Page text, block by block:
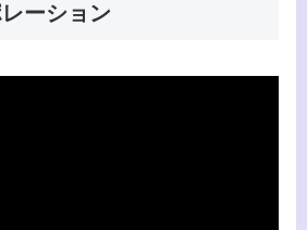
ーション